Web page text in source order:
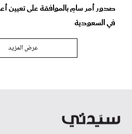
صدور أمر سامٍ بالموافقة على تعيين
في السعودية
عرض المزيد